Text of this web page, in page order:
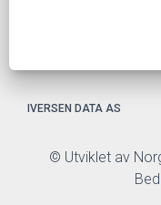
IVERSEN DATA AS
© Utviklet av